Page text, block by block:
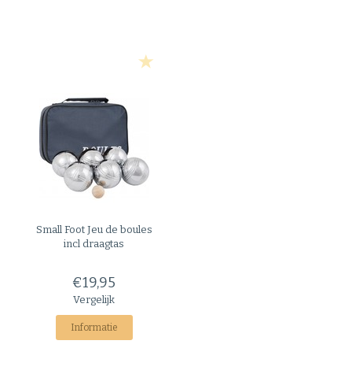
Small FootJeu de boules
incl draagtas
€19,95
Vergelijk
Informatie